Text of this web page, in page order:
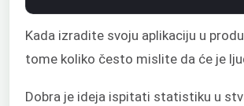
Kada izradite svoju aplikaciju u
tome koliko često mislite da će je
Dobra je ideja ispitati statistiku u